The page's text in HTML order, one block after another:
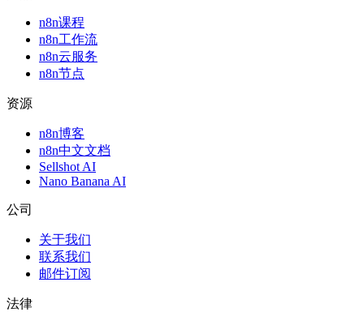
n8n课程
n8n工作流
n8n云服务
n8n节点
资源
n8n博客
n8n中文文档
Sellshot AI
Nano Banana AI
公司
关于我们
联系我们
邮件订阅
法律